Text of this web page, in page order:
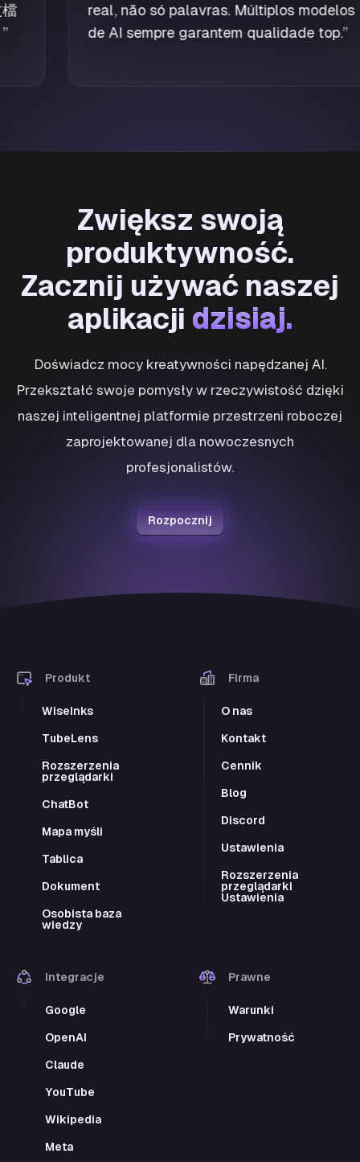
não só palavras. Múltiplos modelos
AI sempre garantem qualidade top. ”
Zwiększ swoją
produktywność.
Zacznij używać naszej
aplikacji dzisiaj.
dzisiaj.
Doświadcz mocy kreatywności napędzanej AI.
Przekształć swoje pomysły w rzeczywistość dzięki
naszej inteligentnej platformie przestrzeni roboczej
zaprojektowanej dla nowoczesnych
profesjonalistów.
Rozpocznij
Produkt
WiseInks
TubeLens
Rozszerzenia
przeglądarki
ChatBot
Mapa myśli
Tablica
Dokument
Osobista baza
wiedzy
Firma
O nas
Kontakt
Cennik
Blog
Discord
Ustawienia
Rozszerzenia
przeglądarki
Ustawienia
Integracje
Google
OpenAI
Claude
YouTube
Wikipedia
Meta
Prawne
Warunki
Prywatność